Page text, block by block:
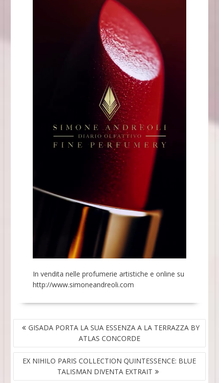
In vendita nelle profumerie artistiche e online su
http://www.simoneandreoli.com
NAVIGAZIONE
ARTICOLI
GISADA PORTA LA SUA ESSENZA A LA TERRAZZA BY
ATLAS CONCORDE
EX NIHILO PARIS COLLECTION QUINTESSENCE: BLUE
TALISMAN DIVENTA EXTRAIT